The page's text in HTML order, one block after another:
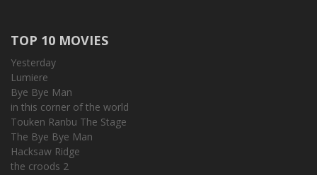
TOP 10 MOVIES
Yesterday
Lumiere
Bye Bye Man
in this corner of the world
Touken Ranbu The Stage
The Bye Bye Man
Hacksaw Ridge
the croods 2